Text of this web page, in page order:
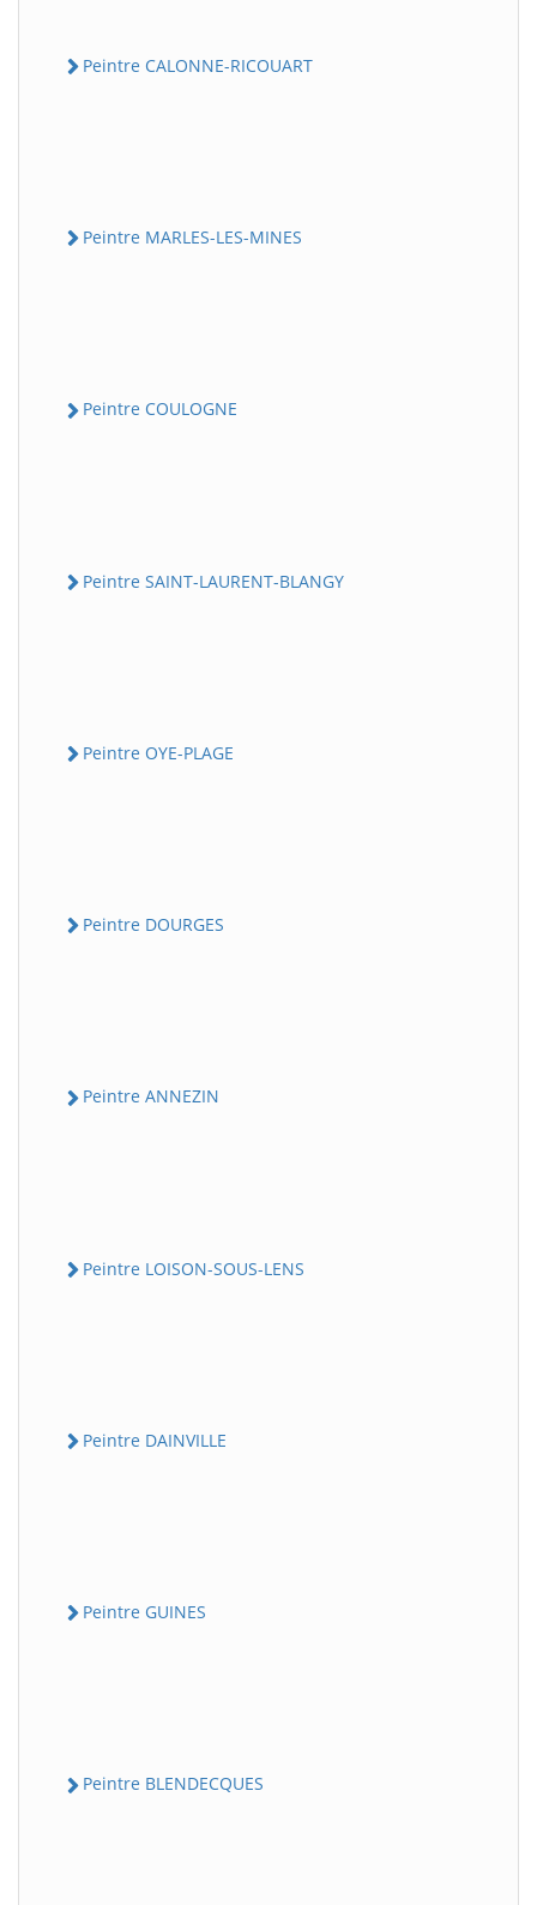
Peintre CALONNE-RICOUART
Peintre MARLES-LES-MINES
Peintre COULOGNE
Peintre SAINT-LAURENT-BLANGY
Peintre OYE-PLAGE
Peintre DOURGES
Peintre ANNEZIN
Peintre LOISON-SOUS-LENS
Peintre DAINVILLE
Peintre GUINES
Peintre BLENDECQUES